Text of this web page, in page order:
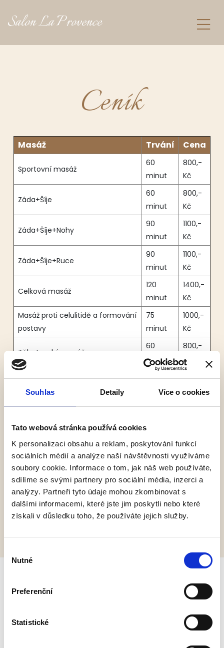
Souhlas Detaily Více o cookies
Tato webová stránka používá cookies
K personalizaci obsahu a reklam, poskytování funkcí
sociálních médií a analýze naší návštěvnosti využíváme
soubory cookie. Informace o tom, jak náš web používáte,
sdílíme se svými partnery pro sociální média, inzerci a
analýzy. Partneři tyto údaje mohou zkombinovat s
dalšími informacemi, které jste jim poskytli nebo které
získali v důsledku toho, že používáte jejich služby.
souhlasu
Nutné
Preferenční
Statistické
Salon La Provence
Ceník
Masáž Trvání Cena
Sportovní masáž
60
minut
800,-
Kč
Záda+Šíje
60
minut
800,-
Kč
Záda+Šíje+Nohy
90
minut
1100,-
Kč
Záda+Šíje+Ruce
90
minut
1100,-
Kč
Celková masáž
120
minut
1400,-
Kč
Masáž proti celulitidě a formování
postavy
75
minut
1000,-
Kč
Těhotenská masáž
60
minut
800,-
Kč
60
minut
700,-
Kč
45
650,-
Pokud se nemůžete na dojednány termín z
jakéhokoliv důvodu dostavit, je potřeba se z
domluveného termínu omluvit nejpozději 24 hodin
před jeho konáním. Pokud se mi neozvete, budu
Vám muset naúčtovat poplatek ve výši 500 Kč.